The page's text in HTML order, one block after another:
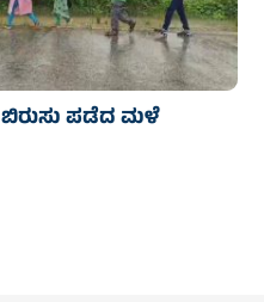
ಬಿರುಸು ಪಡೆದ ಮಳೆ